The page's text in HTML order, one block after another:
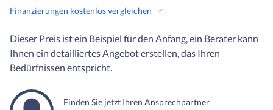
Finanzierungen kostenlos vergleichen
Dieser Preis ist ein Beispiel für den Anfang, ein Berater kann
Ihnen ein detailliertes Angebot erstellen, das Ihren
Bedürfnissen entspricht.
Finden Sie jetzt Ihren Ansprechpartner